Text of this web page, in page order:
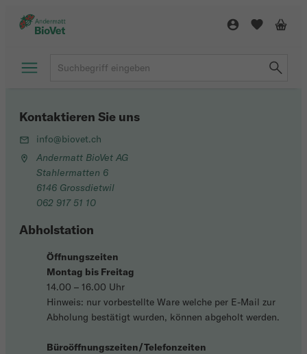
Kontaktieren Sie uns
info@biovet.ch
Andermatt BioVet AG
Stahlermatten 6
6146 Grossdietwil
062 917 51 10
Abholstation
Öffnungszeiten
Montag bis Freitag
14.00 – 16.00 Uhr
Hinweis: nur vorbestellte Ware welche per E-Mail zur
Abholung bestätigt wurden, können abgeholt werden.
Büroöffnungszeiten/Telefonzeiten